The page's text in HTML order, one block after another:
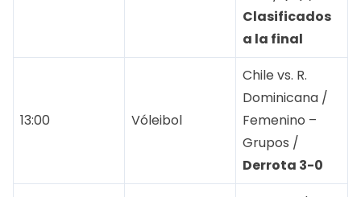
Clasificados
a la final
13:00 Vóleibol
Chile vs. R.
Dominicana /
Femenino –
Grupos /
Derrota 3-0